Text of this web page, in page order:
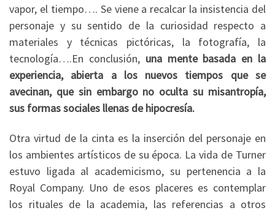
vapor, el tiempo…. Se viene a recalcar la insistencia del
personaje y su sentido de la curiosidad respecto a
materiales y técnicas pictóricas, la fotografía, la
tecnología….En conclusión,una mente basada en la
experiencia, abierta a los nuevos tiempos que se
avecinan, que sin embargo no oculta su misantropía,
sus formas sociales llenas de hipocresía.
Otra virtud de la cinta es la inserción del personaje en
los ambientes artísticos de su época. La vida de Turner
estuvo ligada al academicismo, su pertenencia a la
Royal Company. Uno de esos placeres es contemplar
los rituales de la academia, las referencias a otros